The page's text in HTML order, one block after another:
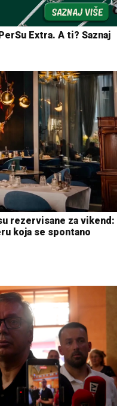
Extra. A ti? Saznaj
rezervisane za vikend:
koja se spontano